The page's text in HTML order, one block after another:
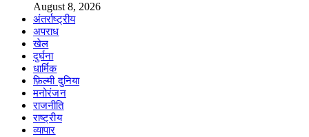
August 8, 2026
अंतर्राष्ट्रीय
अपराध
खेल
दुर्घना
धार्मिक
फ़िल्मी दुनिया
मनोरंजन
राजनीति
राष्ट्रीय
व्यापार